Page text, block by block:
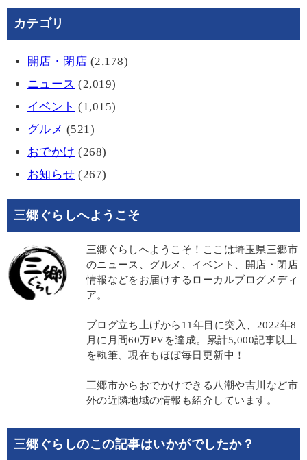
カテゴリ
開店・閉店 (2,178)
ニュース (2,019)
イベント (1,015)
グルメ (521)
おでかけ (268)
お知らせ (267)
三郷ぐらしへようこそ
三郷ぐらしへようこそ！ここは埼玉県三郷市
のニュース、グルメ、イベント、開店・閉店
情報などをお届けするローカルブログメディ
ア。
ブログ立ち上げから11年目に突入、2022年8
月に月間60万PVを達成。累計5,000記事以上
を執筆、現在もほぼ毎日更新中！
三郷市からおでかけできる八潮や吉川など市
外の近隣地域の情報も紹介しています。
三郷ぐらしのこの記事はいかがでしたか？